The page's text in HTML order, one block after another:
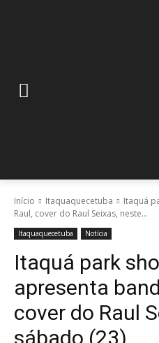
Início Itaquaquecetuba
Itaquá
Raul, cover do Raul Seixas, neste...
Itaquaquecetuba Notícia
Itaquá park
apresenta
cover do Raul
sábado (23)